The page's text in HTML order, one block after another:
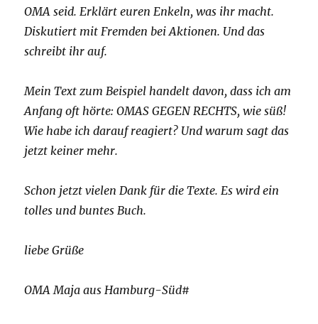
OMA seid. Erklärt euren Enkeln, was ihr macht.
Diskutiert mit Fremden bei Aktionen. Und das
schreibt ihr auf.
Mein Text zum Beispiel handelt davon, dass ich am
Anfang oft hörte: OMAS GEGEN RECHTS, wie süß!
Wie habe ich darauf reagiert? Und warum sagt das
jetzt keiner mehr.
Schon jetzt vielen Dank für die Texte. Es wird ein
tolles und buntes Buch.
liebe Grüße
OMA Maja aus Hamburg-Süd#